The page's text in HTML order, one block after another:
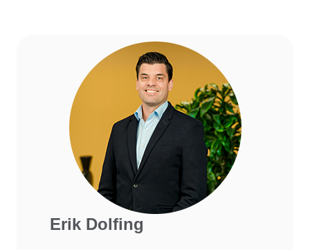
Erik Dolfing